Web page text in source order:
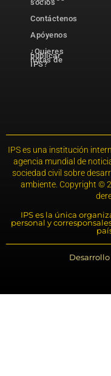
socios
Contáctenos
Apóyenos
¿Quieres
publicar
notas de
IPS?
IPS es una institución
agencia mundial de
sociedad civil sobre
ambiente. Copyright ©
IPS es la única
personal y